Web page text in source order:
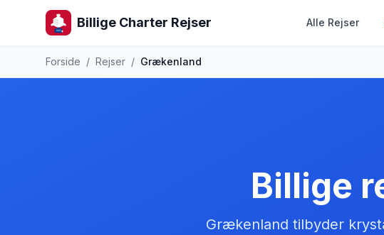
Billige Charter Rejser Alle Rejser
Forside / Rejser / Grækenland
Billige
Grækenland tilbyder